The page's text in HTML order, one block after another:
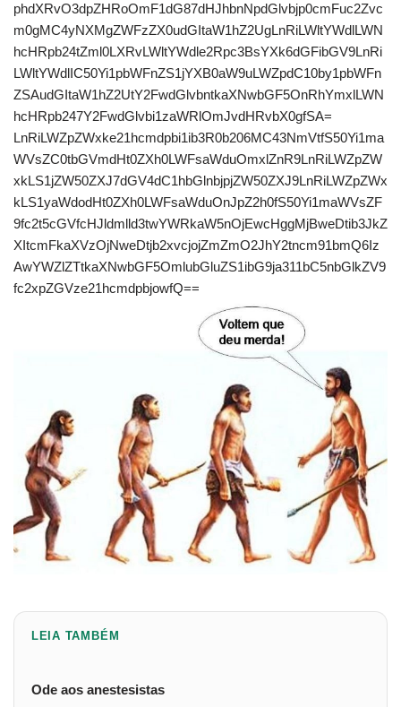
phdXRvO3dpZHRoOmF1dG87dHJhbnNpdGlvbjp0cmFuc2Zvc
m0gMC4yNXMgZWFzZX0udGItaW1hZ2UgLnRiLWltYWdlLWN
hcHRpb24tZml0LXRvLWltYWdle2Rpc3BsYXk6dGFibGV9LnRi
LWltYWdlIC50Yi1pbWFnZS1jYXB0aW9uLWZpdC10by1pbWFn
ZSAudGItaW1hZ2UtY2FwdGlvbntkaXNwbGF5OnRhYmxlLWN
hcHRpb247Y2FwdGlvbi1zaWRlOmJvdHRvbX0gfSA=
LnRiLWZpZWxke21hcmdpbi1ib3R0b206MC43NmVtfS50Yi1ma
WVsZC0tbGVmdHt0ZXh0LWFsaWduOmxlZnR9LnRiLWZpZW
xkLS1jZW50ZXJ7dGV4dC1hbGlnbjpjZW50ZXJ9LnRiLWZpZWx
kLS1yaWdodHt0ZXh0LWFsaWduOnJpZ2h0fS50Yi1maWVsZF
9fc2t5cGVfcHJldmlld3twYWRkaW5nOjEwcHggMjBweDtib3JkZ
XItcmFkaXVzOjNweDtjb2xvcjojZmZmO2JhY2tncm91bmQ6Iz
AwYWZlZTtkaXNwbGF5OmlubGluZS1ibG9ja311bC5nbGlkZV9
fc2xpZGVze21hcmdpbjowfQ==
LEIA TAMBÉM
Ode aos anestesistas